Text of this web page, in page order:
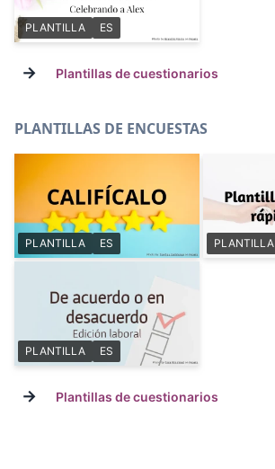
PLANTILLA ES
→ Plantillas de cuestionarios
PLANTILLAS DE ENCUESTAS
PLANTILLA ES PLANTILLA
PLANTILLA ES
→ Plantillas de cuestionarios